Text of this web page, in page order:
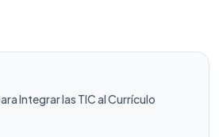
Integrar las TIC al Currículo